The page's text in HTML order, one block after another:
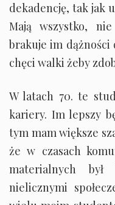
dekadencję, tak jak
Mają wszystko,
brakuje im dążności
chęci walki żeby
W latach 70. te
kariery. Im lepszy
tym mam większe
że w czasach
materialnych był
nielicznymi